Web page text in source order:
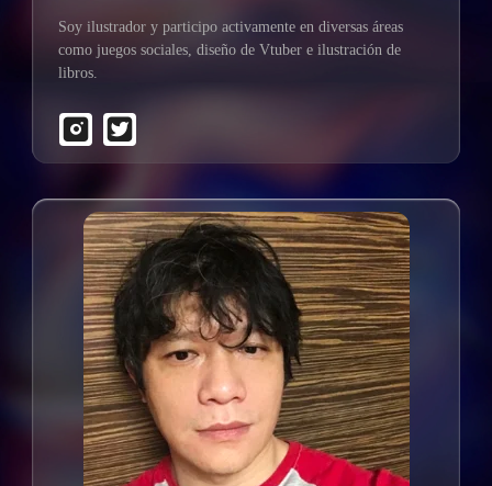
Soy ilustrador y participo activamente en diversas áreas
como juegos sociales, diseño de Vtuber e ilustración de
libros.